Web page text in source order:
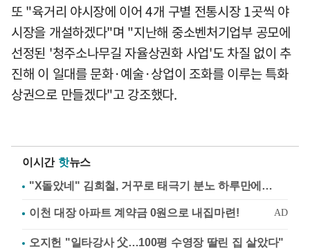
또 "육거리 야시장에 이어 4개 구별 전통시장 1곳씩 야
시장을 개설하겠다"며 "지난해 중소벤처기업부 공모에
선정된 '청주소나무길 자율상권화 사업'도 차질 없이 추
진해 이 일대를 문화·예술·상업이 조화를 이루는 특화
상권으로 만들겠다"고 강조했다.
이시간 핫뉴스
"X돌았네" 김희철, 거꾸로 태극기 분노 하루만에…
오지헌 "일타강사 父…100평 수영장 딸린 집 살았다"